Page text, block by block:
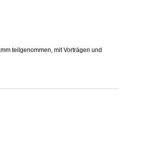
teilgenommen, mit Vorträgen und